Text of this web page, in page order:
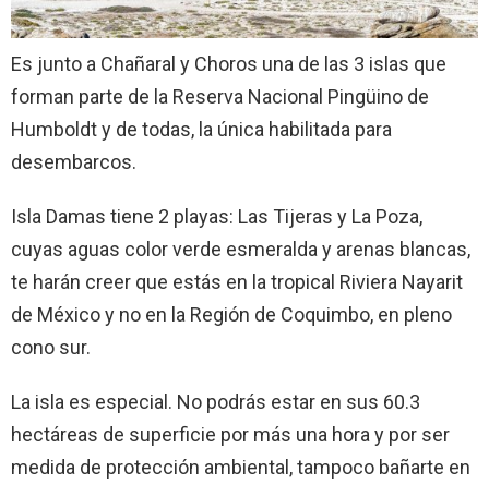
Es junto a Chañaral y Choros una de las 3 islas que
forman parte de la Reserva Nacional Pingüino de
Humboldt y de todas, la única habilitada para
desembarcos.
Isla Damas tiene 2 playas: Las Tijeras y La Poza,
cuyas aguas color verde esmeralda y arenas blancas,
te harán creer que estás en la tropical Riviera Nayarit
de México y no en la Región de Coquimbo, en pleno
cono sur.
La isla es especial. No podrás estar en sus 60.3
hectáreas de superficie por más una hora y por ser
medida de protección ambiental, tampoco bañarte en